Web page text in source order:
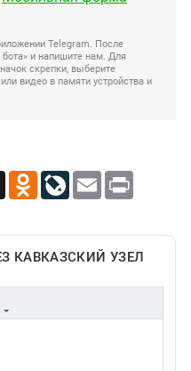
Telegram. После
бота» и напишите нам. Для
скрепки, выберите
видео в памяти устройства и
X Odnoklassniki
LiveJournal
Email Print
КАВКАЗСКИЙ УЗЕЛ